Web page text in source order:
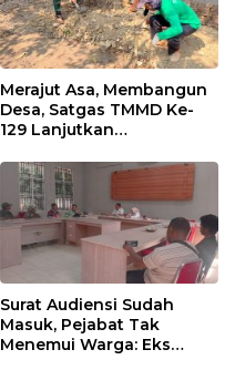
Merajut Asa, Membangun
Desa, Satgas TMMD Ke-
129 Lanjutkan
Surat Audiensi Sudah
Masuk, Pejabat Tak
Menemui Warga: Eks